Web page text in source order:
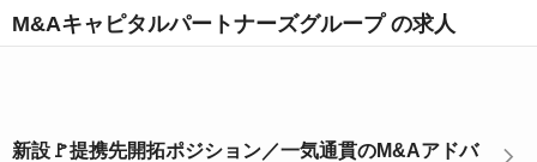
M&Aキャピタルパートナーズグループ の求人
新設🚩提携先開拓ポジション／一気通貫のM&Aアドバ